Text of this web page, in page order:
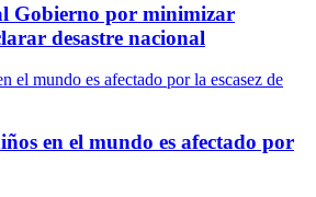
Gobierno por minimizar
desastre nacional
el mundo es afectado por la escasez de
en el mundo es afectado por